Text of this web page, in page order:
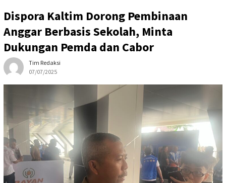
Dispora Kaltim Dorong Pembinaan
Anggar Berbasis Sekolah, Minta
Dukungan Pemda dan Cabor
Tim Redaksi
07/07/2025